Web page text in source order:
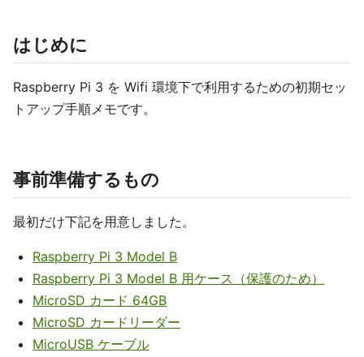
はじめに
Raspberry Pi 3 を Wifi 環境下で利用するための初期セッ
トアップ手順メモです。
事前準備するもの
最初だけ下記を用意しました。
Raspberry Pi 3 Model B
Raspberry Pi 3 Model B 用ケース（保護のため）
MicroSD カード 64GB
MicroSD カードリーダー
MicroUSB ケーブル